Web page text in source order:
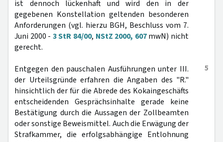
ist dennoch lückenhaft und wird den in der
gegebenen Konstellation geltenden besonderen
Anforderungen (vgl. hierzu BGH, Beschluss vom 7.
Juni 2000 - 3 StR 84/00, NStZ 2000, 607mwN) nicht
gerecht.
5
Entgegen den pauschalen Ausführungen unter III.
der Urteilsgründe erfahren die Angaben des "R."
hinsichtlich der für die Abrede des Kokaingeschäfts
entscheidenden Gesprächsinhalte gerade keine
Bestätigung durch die Aussagen der Zollbeamten
oder sonstige Beweismittel. Auch die Erwägung der
Strafkammer, die erfolgsabhängige Entlohnung